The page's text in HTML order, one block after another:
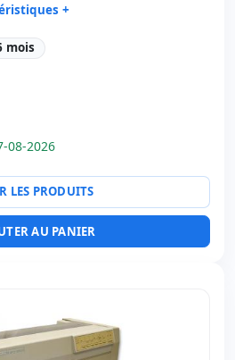
+
Chariot Ancho · Colonnes 136 ·
· Nombre de copies 9
continu · Feuilles simples
(nouveau)
mois
08-2026
LES PRODUITS
AU PANIER